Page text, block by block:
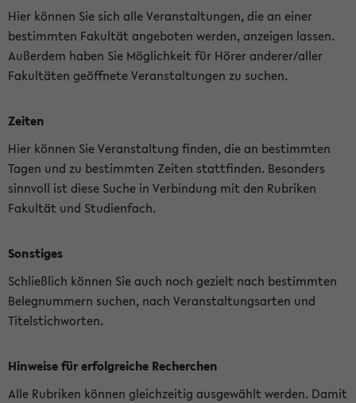
Hier können Sie sich alle Veranstaltungen, die an einer
bestimmten Fakultät angeboten werden, anzeigen lassen.
Außerdem haben Sie Möglichkeit für Hörer anderer/aller
Fakultäten geöffnete Veranstaltungen zu suchen.
Zeiten
Hier können Sie Veranstaltung finden, die an bestimmten
Tagen und zu bestimmten Zeiten stattfinden. Besonders
sinnvoll ist diese Suche in Verbindung mit den Rubriken
Fakultät und Studienfach.
Sonstiges
Schließlich können Sie auch noch gezielt nach bestimmten
Belegnummern suchen, nach Veranstaltungsarten und
Titelstichworten.
Hinweise für erfolgreiche Recherchen
Alle Rubriken können gleichzeitig ausgewählt werden. Damit